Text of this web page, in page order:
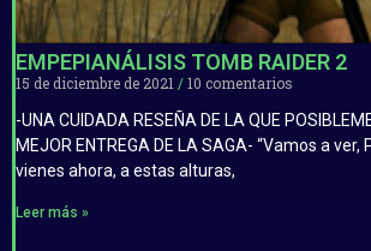
EMPEPIANÁLISIS TOMB RAIDER 2
15 de diciembre de 2021
10 comentarios
-UNA CUIDADA RESEÑA DE LA QUE
MEJOR ENTREGA DE LA SAGA- “Vamos a ver,
vienes ahora, a estas alturas,
Leer más »